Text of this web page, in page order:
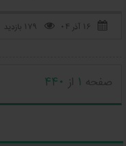
 ۱۶ آذر ۰۴  179 بازدید
صفحه 1 از 440